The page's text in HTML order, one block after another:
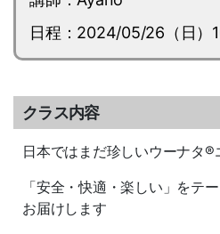
日程：2024/05/26（日）
クラス内容
日本ではまだ珍しいウーナタ
「安全・快適・楽しい」をテ
お届けします